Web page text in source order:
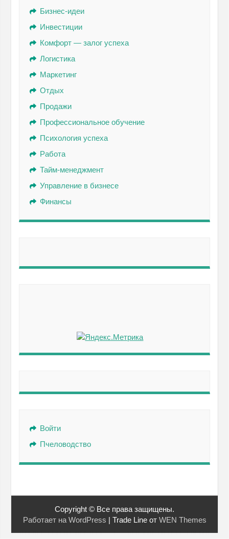
Бизнес-идеи
Инвестиции
Комфорт — залог успеха
Логистика
Маркетинг
Отдых
Продажи
Профессиональное обучение
Психология успеха
Работа
Тайм-менеджмент
Управление в бизнесе
Финансы
Войти
Пчеловодство
Copyright © Все права защищены.
Работает на WordPress | Trade Line от WEN Themes